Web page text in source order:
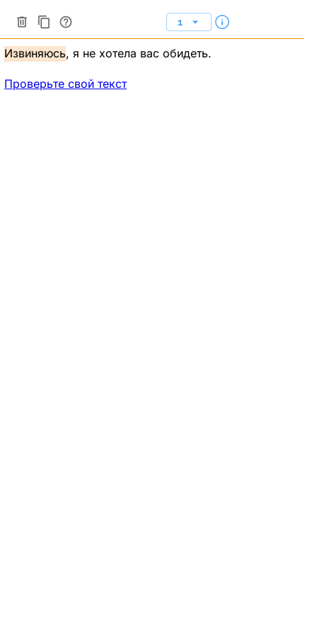
1
Извиняюсь, я не хотела вас обидеть.
Проверьте свой текст